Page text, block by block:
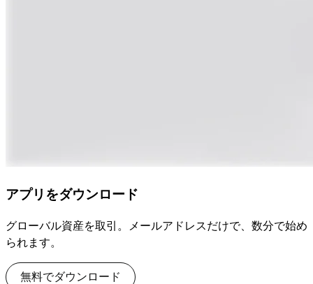
アプリをダウンロード
グローバル資産を取引。メールアドレスだけで、数分で始め
られます。
無料でダウンロード